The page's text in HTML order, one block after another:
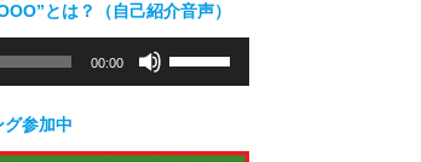
とは？（自己紹介音声）
00:00
リ
ム
グ参加中